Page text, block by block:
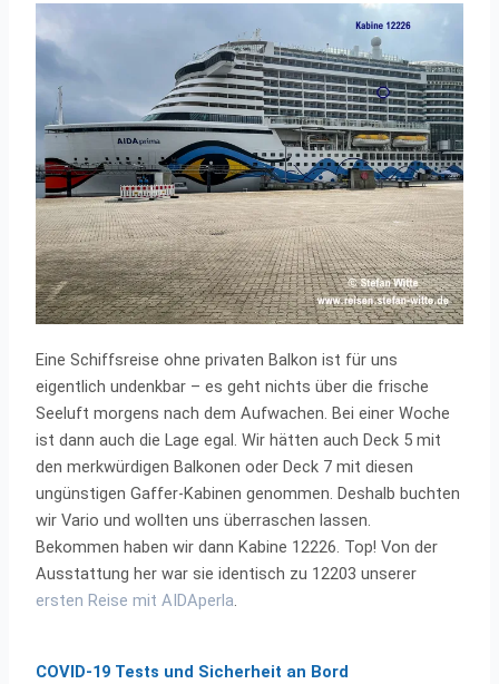
Eine Schiffsreise ohne privaten Balkon ist für uns
eigentlich undenkbar – es geht nichts über die frische
Seeluft morgens nach dem Aufwachen. Bei einer Woche
ist dann auch die Lage egal. Wir hätten auch Deck 5 mit
den merkwürdigen Balkonen oder Deck 7 mit diesen
ungünstigen Gaffer-Kabinen genommen. Deshalb buchten
wir Vario und wollten uns überraschen lassen.
Bekommen haben wir dann Kabine 12226. Top! Von der
Ausstattung her war sie identisch zu 12203 unserer
ersten Reise mit AIDAperla.
COVID-19 Tests und Sicherheit an Bord